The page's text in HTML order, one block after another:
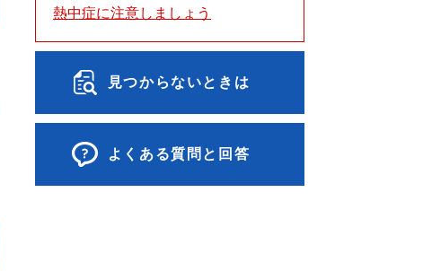
熱中症に注意しましょう
見つからないときは
よくある質問と回答